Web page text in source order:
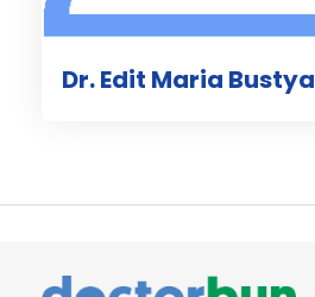
Dr. Edit Maria Bustya